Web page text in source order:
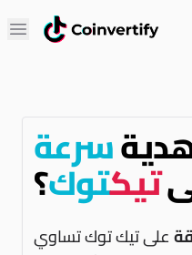
Open main menu
سرعة
تيكتوك؟
على تيك توك تساوي